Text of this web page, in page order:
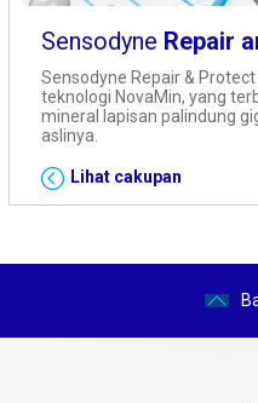
Sensodyne Repair
Sensodyne Repair &
teknologi NovaMin, yang
mineral lapisan palindung
aslinya.
Lihat cakupan